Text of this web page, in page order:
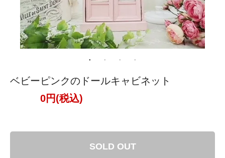
ベビーピンクのドールキャビネット
0円(税込)
SOLD OUT